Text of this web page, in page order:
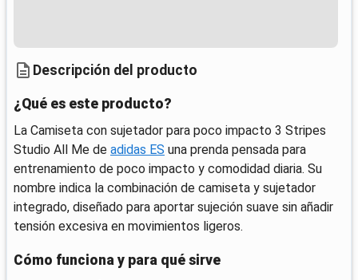
Descripción del producto
¿Qué es este producto?
La Camiseta con sujetador para poco impacto 3 Stripes
Studio All Me de adidas ES una prenda pensada para
entrenamiento de poco impacto y comodidad diaria. Su
nombre indica la combinación de camiseta y sujetador
integrado, diseñado para aportar sujeción suave sin añadir
tensión excesiva en movimientos ligeros.
Cómo funciona y para qué sirve